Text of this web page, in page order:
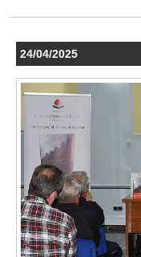
24/04/2025